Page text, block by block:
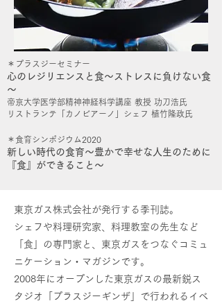
＊プラスジーセミナー
心のレジリエンスと食～ストレスに負けない食
～
帝京大学医学部精神神経科学講座 教授 功刀浩氏
リストランテ「カノビアーノ」シェフ 植竹隆政氏
＊食育シンポジウム2020
新しい時代の食育～豊かで幸せな人生のために
『食』ができること～
東京ガス株式会社が発行する季刊誌。
シェフや料理研究家、料理教室の先生など
「食」の専門家と、東京ガスをつなぐコミュ
ニケーション・マガジンです。
2008年にオープンした東京ガスの最新鋭ス
タジオ「プラスジーギンザ」で行われるイベ